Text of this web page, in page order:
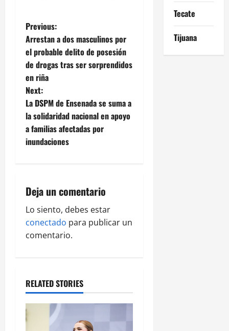
P
o
s
t
n
a
g
a
t
o
n
Previous:
Arrestan a dos masculinos por
el probable delito de posesión
de drogas tras ser sorprendidos
en riña
Next:
La DSPM de Ensenada se suma a
la solidaridad nacional en apoyo
a familias afectadas por
inundaciones
Deja un comentario
Lo siento, debes estar
conectado para publicar un
comentario.
RELATED STORIES
Tecate
Tijuana